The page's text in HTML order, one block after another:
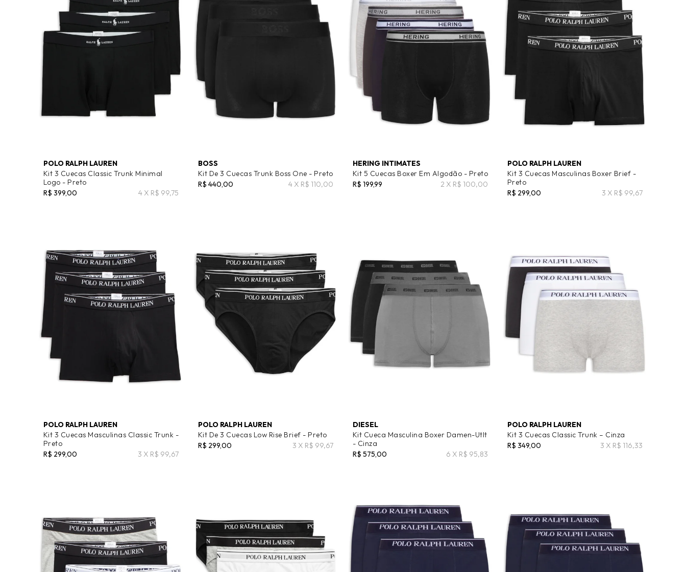
POLO RALPH LAUREN
Kit 3 Cuecas Classic Trunk Minimal
Logo - Preto
R$ 399,00
4 X R$ 99,75
BOSS
Kit De 3 Cuecas Trunk Boss One - Preto
R$ 440,00
4 X R$ 110,00
HERING INTIMATES
Kit 5 Cuecas Boxer Em Algodão - Preto
R$ 199,99
2 X R$ 100,00
POLO RALPH LAUREN
Kit 3 Cuecas Masculinas Boxer Brief -
Preto
R$ 299,00
3 X R$ 99,67
POLO RALPH LAUREN
Kit 3 Cuecas Masculinas Classic Trunk -
Preto
R$ 299,00
3 X R$ 99,67
POLO RALPH LAUREN
Kit De 3 Cuecas Low Rise Brief - Preto
R$ 299,00
3 X R$ 99,67
DIESEL
Kit Cueca Masculina Boxer Damen-Utlt
- Cinza
R$ 575,00
6 X R$ 95,83
POLO RALPH LAUREN
Kit 3 Cuecas Classic Trunk – Cinza
R$ 349,00
3 X R$ 116,33